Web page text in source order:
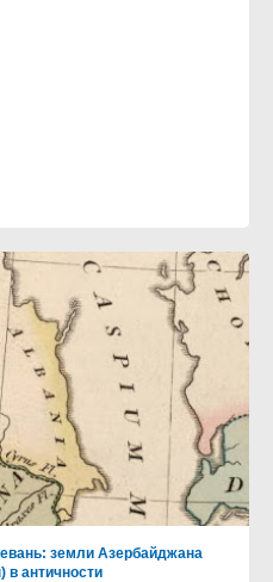
земли Азербайджана
в античности